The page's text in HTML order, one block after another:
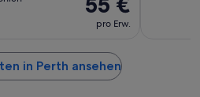
pro Erw.
in Perth ansehen